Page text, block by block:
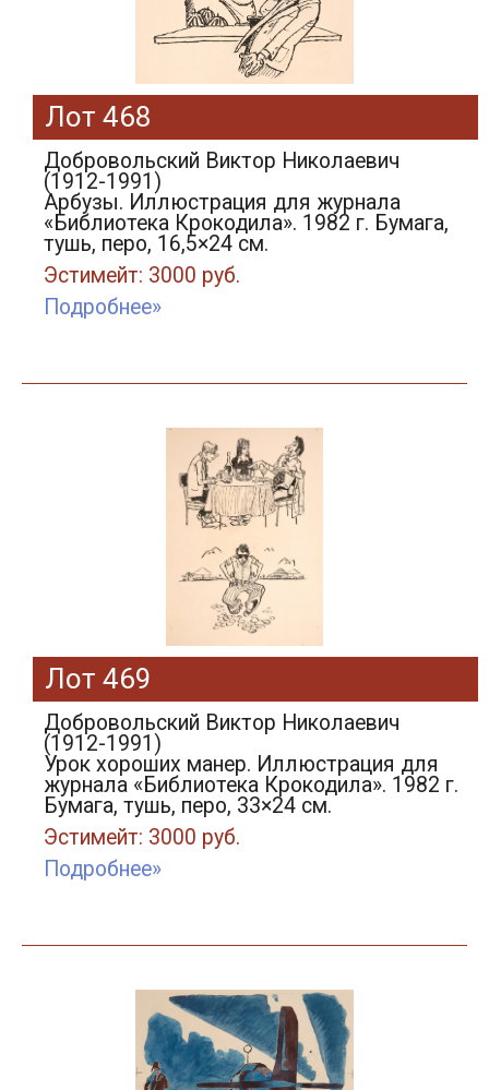
Лот 468
Добровольский Виктор Николаевич
(1912-1991)
Арбузы. Иллюстрация для журнала
«Библиотека Крокодила». 1982 г. Бумага,
тушь, перо, 16,5×24 см.
Эстимейт: 3000 руб.
Подробнее»
Лот 469
Добровольский Виктор Николаевич
(1912-1991)
Урок хороших манер. Иллюстрация для
журнала «Библиотека Крокодила». 1982 г.
Бумага, тушь, перо, 33×24 см.
Эстимейт: 3000 руб.
Подробнее»